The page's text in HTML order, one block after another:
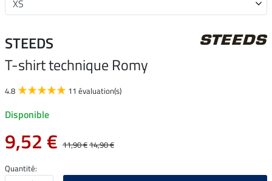
STEEDS
T-shirt technique Romy
4.8 11 évaluation(s)
Disponible
9,52 € 11,90 €14,90 €
Quantité: